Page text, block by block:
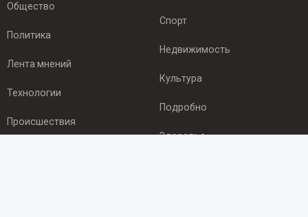
Общество
Политика
Лента мнений
Технологии
Происшествия
Спорт
Недвижимость
Культура
Подробно
Здоровье